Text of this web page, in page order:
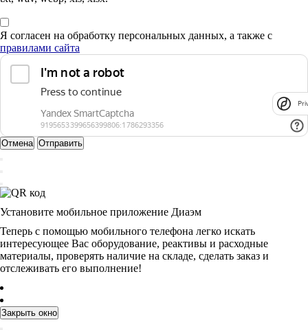
Я согласен на обработку персональных данных, а также с
правилами сайта
Отмена Отправить
Установите мобильное приложение Диаэм
Теперь с помощью мобильного телефона легко искать
интересующее Вас оборудование, реактивы и расходные
материалы, проверять наличие на складе, сделать заказ и
отслеживать его выполнение!
Закрыть окно